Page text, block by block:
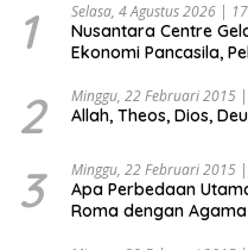
1 Selasa, 4 Agustus 2026 |
Nusantara Centre
Ekonomi Pancasila,
Ekonomi Politik
“Urgensi Undang-
Indonesia Emas 2045”,
2 Minggu, 22 Februari 2015
Allah, Theos, Dios,
3 Minggu, 22 Februari 2015
Apa Perbedaan
Roma dengan